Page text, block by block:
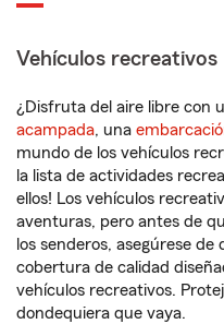
Vehículos recreativos
¿Disfruta del aire libre con
acampada, una
mundo de los vehículos
la lista de actividades
ellos! Los vehículos
aventuras, pero antes de
los senderos, asegúrese
cobertura de calidad
vehículos recreativos.
dondequiera que vaya.